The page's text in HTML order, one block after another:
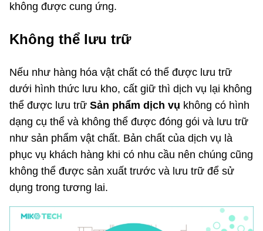
không được cung ứng.
Không thể lưu trữ
Nếu như hàng hóa vật chất có thể được lưu trữ
dưới hình thức lưu kho, cất giữ thì dịch vụ lại không
thể được lưu trữ Sản phẩm dịch vụ không có hình
dạng cụ thể và không thể được đóng gói và lưu trữ
như sản phẩm vật chất. Bản chất của dịch vụ là
phục vụ khách hàng khi có nhu cầu nên chúng cũng
không thể được sản xuất trước và lưu trữ để sử
dụng trong tương lai.